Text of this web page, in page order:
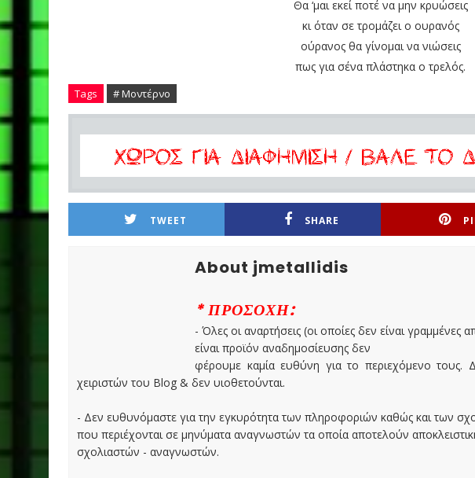
Θα ‘μαι εκεί ποτέ να μην κρυώσεις
κι όταν σε τρομάζει ο ουρανός
ούρανος θα γίνομαι να νιώσεις
πως για σένα πλάστηκα ο τρελός.
Tags # Μοντέρνο
TWEET SHARE
About jmetallidis
* ΠΡΟΣΟΧΗ:
- Όλες οι αναρτήσεις (οι οποίες δεν είναι γραμμένες
είναι προϊόν αναδημοσίευσης δεν
φέρουμε καμία ευθύνη για το περιεχόμενο τους.
χειριστών του Blog & δεν υιοθετούνται.
- Δεν ευθυνόμαστε για την εγκυρότητα των πληροφοριών καθώς και των
που περιέχονται σε μηνύματα αναγνωστών τα οποία αποτελούν
σχολιαστών - αναγνωστών.